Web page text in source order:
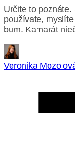
Určite to poznáte.
používate,
bum. Kamarát
Veronika